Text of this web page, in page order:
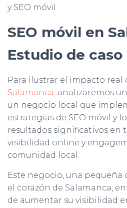
y SEO móvil.
SEO móvil en
Estudio de caso
Para ilustrar el impacto real
Salamanca, analizaremos
un negocio local que
estrategias de SEO móvil y
resultados significativos en
visibilidad online y
comunidad local.
Este negocio, una pequeña
el corazón de Salamanca,
de aumentar su visibilidad